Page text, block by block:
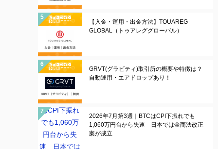
【入金・運用・出金方法】TOUAREG
GLOBAL（トゥアレググローバル）
GRVT(グラビティ)取引所の概要や特徴は？
自動運用・エアドロップあり！
2026年7月第3週｜BTCはCPI下振れでも
1,060万円台から失速 日本では金商法改正
案が成立